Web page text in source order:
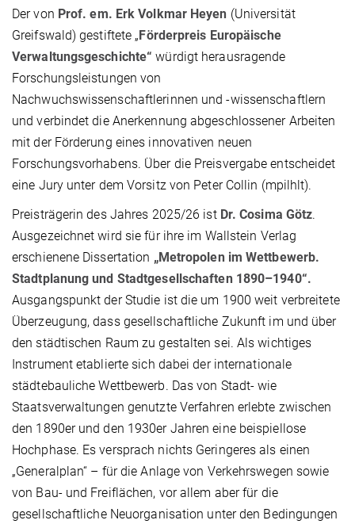
Der von Prof. em. Erk Volkmar Heyen (Universität
Greifswald) gestiftete „ Förderpreis Europäische
Verwaltungsgeschichte“ würdigt herausragende
Forschungsleistungen von
Nachwuchswissenschaftlerinnen und -wissenschaftlern
und verbindet die Anerkennung abgeschlossener Arbeiten
mit der Förderung eines innovativen neuen
Forschungsvorhabens. Über die Preisvergabe entscheidet
eine Jury unter dem Vorsitz von Peter Collin (mpilhlt).
Preisträgerin des Jahres 2025/26 ist Dr. Cosima Götz.
Ausgezeichnet wird sie für ihre im Wallstein Verlag
erschienene Dissertation „Metropolen im Wettbewerb.
Stadtplanung und Stadtgesellschaften 1890–1940“.
Ausgangspunkt der Studie ist die um 1900 weit verbreitete
Überzeugung, dass gesellschaftliche Zukunft im und über
den städtischen Raum zu gestalten sei. Als wichtiges
Instrument etablierte sich dabei der internationale
städtebauliche Wettbewerb. Das von Stadt- wie
Staatsverwaltungen genutzte Verfahren erlebte zwischen
den 1890er und den 1930er Jahren eine beispiellose
Hochphase. Es versprach nichts Geringeres als einen
„Generalplan“ – für die Anlage von Verkehrswegen sowie
von Bau- und Freiflächen, vor allem aber für die
gesellschaftliche Neuorganisation unter den Bedingungen